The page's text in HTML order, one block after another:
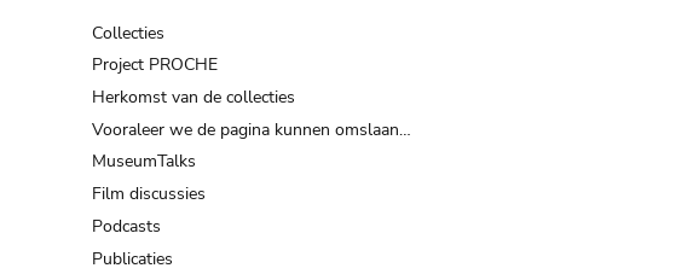
Collecties
Project PROCHE
Herkomst van de collecties
Vooraleer we de pagina kunnen omslaan…
MuseumTalks
Film discussies
Podcasts
Publicaties